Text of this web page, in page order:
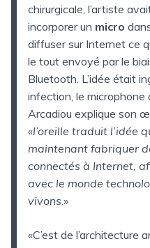
chirurgicale, l’artiste
incorporer un micro
diffuser sur Internet ce
le tout envoyé par le
Bluetooth. L’idée était
infection, le microphone
Arcadiou explique son
«l’oreille traduit l’idée
maintenant fabriquer
connectés à Internet,
avec le monde
vivons.»
«C’est de l’architecture